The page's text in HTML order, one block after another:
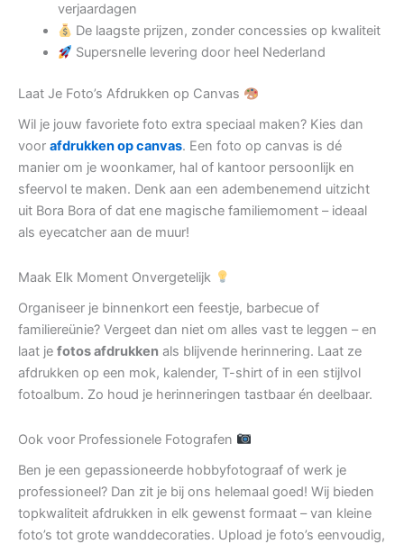
verjaardagen
De laagste prijzen, zonder concessies op kwaliteit
Supersnelle levering door heel Nederland
Laat Je Foto’s Afdrukken op Canvas
Wil je jouw favoriete foto extra speciaal maken? Kies dan
voor afdrukken op canvas. Een foto op canvas is dé
manier om je woonkamer, hal of kantoor persoonlijk en
sfeervol te maken. Denk aan een adembenemend uitzicht
uit Bora Bora of dat ene magische familiemoment – ideaal
als eyecatcher aan de muur!
Maak Elk Moment Onvergetelijk
Organiseer je binnenkort een feestje, barbecue of
familiereünie? Vergeet dan niet om alles vast te leggen – en
laat je fotos afdrukken als blijvende herinnering. Laat ze
afdrukken op een mok, kalender, T-shirt of in een stijlvol
fotoalbum. Zo houd je herinneringen tastbaar én deelbaar.
Ook voor Professionele Fotografen
Ben je een gepassioneerde hobbyfotograaf of werk je
professioneel? Dan zit je bij ons helemaal goed! Wij bieden
topkwaliteit afdrukken in elk gewenst formaat – van kleine
foto’s tot grote wanddecoraties. Upload je foto’s eenvoudig,